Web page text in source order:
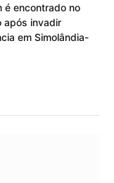
é encontrado no
após invadir
em Simolândia-